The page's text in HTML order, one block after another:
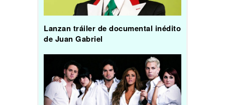
Lanzan tráiler de documental inédito
de Juan Gabriel